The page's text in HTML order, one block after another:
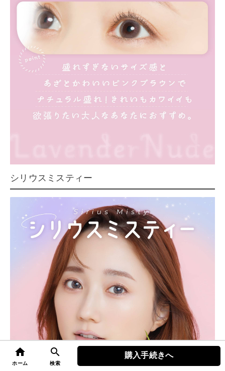
home
ホーム
search
検索
購入手続きへ
シリウスミスティー